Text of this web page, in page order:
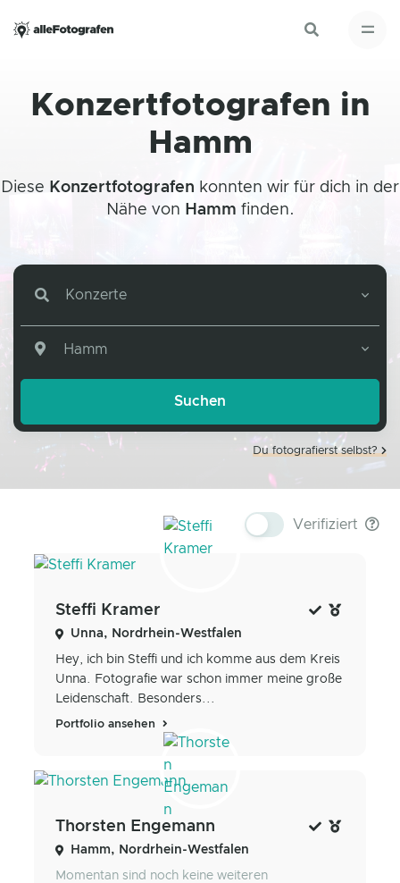
Konzertfotografen in
Hamm
Diese Konzertfotografen konnten wir für dich in der
Nähe von Hamm finden.
Konzerte
Hamm
Du fotografierst selbst?
Verifiziert
Steffi Kramer
Unna, Nordrhein-Westfalen
Hey, ich bin Steffi und ich komme aus dem Kreis
Unna. Fotografie war schon immer meine große
Leidenschaft. Besonders...
Portfolio ansehen
Thorsten Engemann
Hamm, Nordrhein-Westfalen
Momentan sind noch keine weiteren